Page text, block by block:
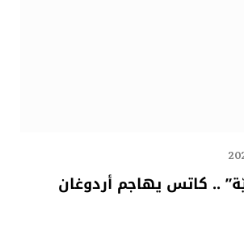
.. كاتس يهاجم أردوغان